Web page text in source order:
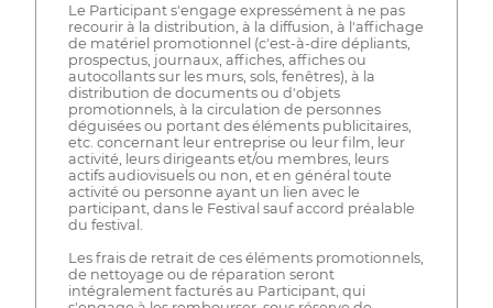
Le Participant s'engage expressément à ne pas
recourir à la distribution, à la diffusion, à l'affichage
de matériel promotionnel (c'est-à-dire dépliants,
prospectus, journaux, affiches, affiches ou
autocollants sur les murs, sols, fenêtres), à la
distribution de documents ou d'objets
promotionnels, à la circulation de personnes
déguisées ou portant des éléments publicitaires,
etc. concernant leur entreprise ou leur film, leur
activité, leurs dirigeants et/ou membres, leurs
actifs audiovisuels ou non, et en général toute
activité ou personne ayant un lien avec le
participant, dans le Festival sauf accord préalable
du festival.
Les frais de retrait de ces éléments promotionnels,
de nettoyage ou de réparation seront
intégralement facturés au Participant, qui